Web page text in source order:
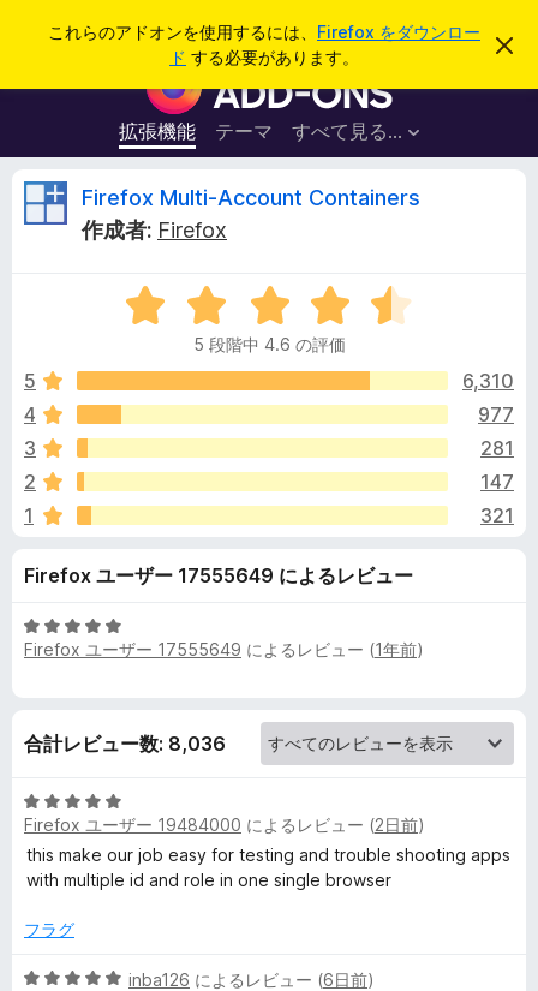
これらのアドオンを使用するには、 Firefox をダウンロー
ド する必要があります。
こ
を
F
i
r
e
ラ
ウ
ザ
ー
ド
オ
ン
拡張機能 テーマ すべて見る...
ログイン
F
e
f
o
x
M
u
l
t
i
-
A
Firefox Multi-Account Containers
作成者: Firefox
5
段
中
.
の
価
5 段階中 4.6 の評価
5
6,310
4
977
3
281
2
147
1
321
Firefox ユーザー 17555649 によるレビュー
5
段
の
価
Firefox ユーザー 17555649 によるレビュー (1年前)
合計レビュー数: 8,036
5
段
階
中
の
価
Firefox ユーザー 19484000 によるレビュー (2日前)
this make our job easy for testing and trouble shooting apps
with multiple id and role in one single browser
フラグ
5
inba126 によるレビュー (6日前)